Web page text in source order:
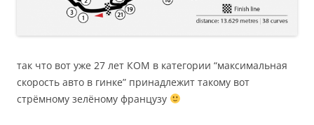
так что вот уже 27 лет КОМ в категории “максимальная
скорость авто в гинке” принадлежит такому вот
стрёмному зелёному французу